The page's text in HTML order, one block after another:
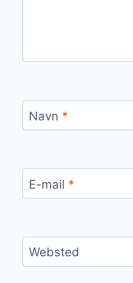
Navn *
E-mail *
Websted